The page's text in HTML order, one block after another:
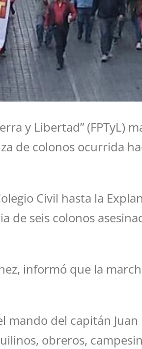
y Libertad” (FPTyL)
de colonos ocurrida
Civil hasta la
de seis colonos
informó que la
mando del capitán
obreros,